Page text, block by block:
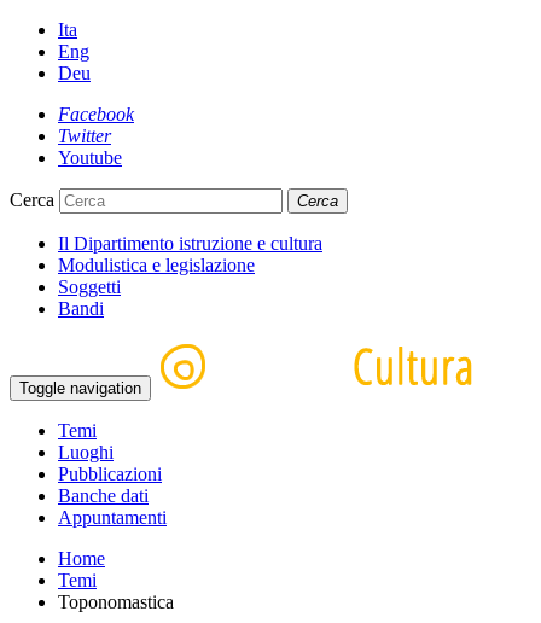
Ita
Eng
Deu
Facebook
Twitter
Youtube
Cerca Cerca
Il Dipartimento istruzione e cultura
Modulistica e legislazione
Soggetti
Bandi
Toggle navigation
Temi
Luoghi
Pubblicazioni
Banche dati
Appuntamenti
Home
Temi
Toponomastica